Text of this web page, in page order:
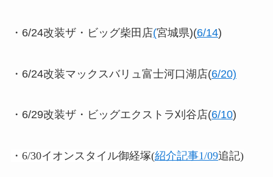
・6/24改装ザ・ビッグ柴田店(宮城県)(6/14)
・6/24改装マックスバリュ富士河口湖店(6/20)
・6/29改装ザ・ビッグエクストラ刈谷店(6/10)
・6/30イオンスタイル御経塚(紹介記事1/09追記)